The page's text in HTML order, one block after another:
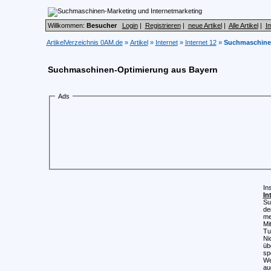
Willkommen: Besucher Login| Registrieren| neue Artikel| Alle Artikel|
ArtikelVerzeichnis 0AM.de» Artikel» Internet» Internet 12»
Suchmaschinen-Optimierung aus Bayern
Ads